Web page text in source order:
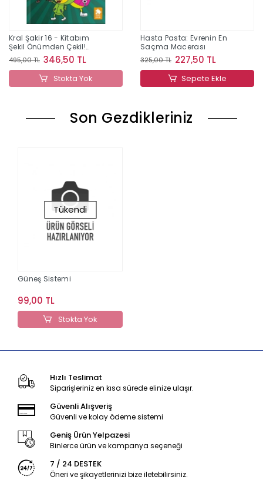
Kral Şakir 16 - Kitabım
Şekil Önümden Çekil!
(Ciltli)
495,00 TL 346,50 TL
Stokta Yok
Hasta Pasta: Evrenin En
Saçma Macerası
325,00 TL 227,50 TL
Sepete Ekle
Son Gezdikleriniz
Tükendi
Güneş Sistemi
99,00 TL
Stokta Yok
Hızlı Teslimat
Siparişleriniz en kısa sürede elinize ulaşır.
Güvenli Alışveriş
Güvenli ve kolay ödeme sistemi
Geniş Ürün Yelpazesi
Binlerce ürün ve kampanya seçeneği
7 / 24 DESTEK
Öneri ve şikayetlerinizi bize iletebilirsiniz.